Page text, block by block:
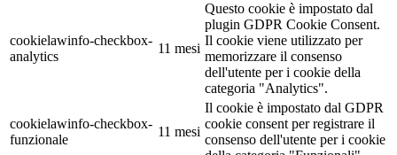
cookielawinfo-checkbox-
analytics
11 mesi
Questo cookie è impostato dal
plugin GDPR Cookie Consent.
Il cookie viene utilizzato per
memorizzare il consenso
dell'utente per i cookie della
categoria "Analytics".
cookielawinfo-checkbox-
funzionale
11 mesi
Il cookie è impostato dal GDPR
cookie consent per registrare il
consenso dell'utente per i cookie